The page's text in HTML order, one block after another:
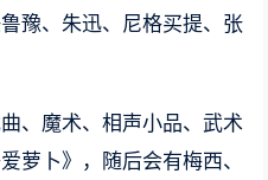
豫、朱迅、尼格买提、张
、魔术、相声小品、武术
萝卜》，随后会有梅西、